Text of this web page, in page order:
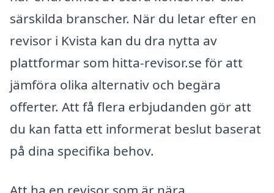
särskilda branscher. När du letar efter en
revisor i Kvista kan du dra nytta av
plattformar som hitta-revisor.se för att
jämföra olika alternativ och begära
offerter. Att få flera erbjudanden gör att
du kan fatta ett informerat beslut baserat
på dina specifika behov.